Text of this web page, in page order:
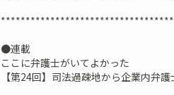
***********************************
●連載
ここに弁護士がいてよかった
【第24回】司法過疎地から企業内